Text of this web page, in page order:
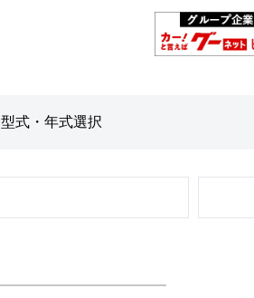
型式・年式選択